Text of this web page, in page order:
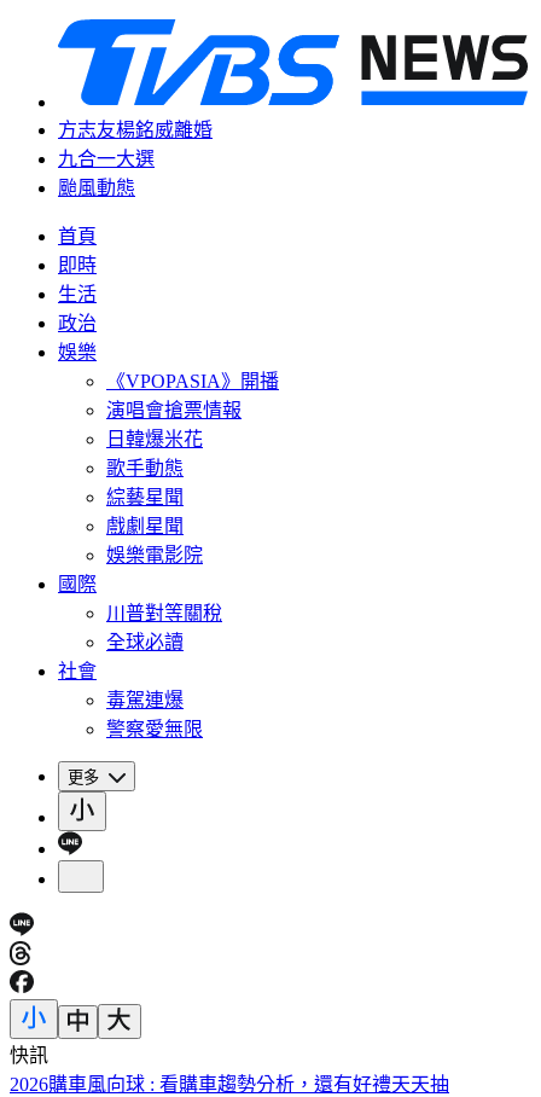
方志友楊銘威離婚
九合一大選
颱風動態
首頁
即時
生活
政治
娛樂
《VPOPASIA》開播
演唱會搶票情報
日韓爆米花
歌手動態
綜藝星聞
戲劇星聞
娛樂電影院
國際
川普對等關稅
全球必讀
社會
毒駕連爆
警察愛無限
更多
快訊
得票如何突破45%？沈伯洋霸氣喊：出來選我是要過半贏